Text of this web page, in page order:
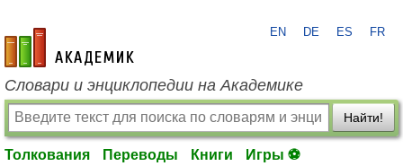
academic.ru
EN DE ES FR
Словари и энциклопедии на Академике
Найти!
Толкования Переводы Книги Игры ⚽